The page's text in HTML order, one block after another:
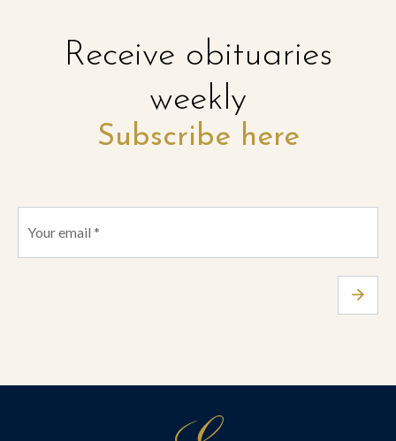
Receive obituaries
weekly
Subscribe here